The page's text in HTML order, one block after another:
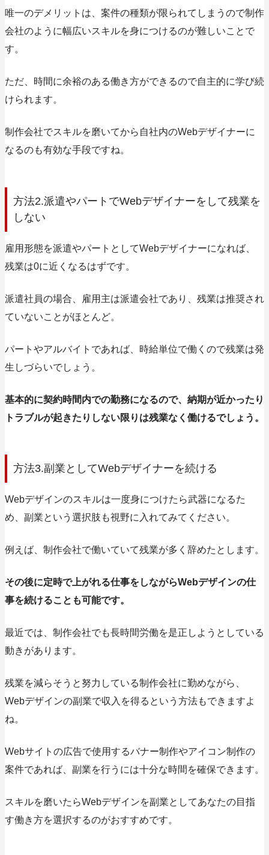
唯一のデメリットは、案件の種類が限られてしまうので制作
会社のように幅広いスキルを身につけるのが難しいことで
す。
ただ、時間に余裕のある働き方ができるので自主的に学び続
けられます。
制作会社でスキルを磨いてから自社内のWebデザイナーに
なるのも有効な手段ですね。
方法2.派遣やパートでWebデザイナーをして残業を
しない
雇用形態を派遣やパートとしてWebデザイナーになれば、
残業は0に近くなるはずです。
派遣社員の場合、雇用主は派遣会社であり、残業は推奨され
ていないことがほとんど。
パートやアルバイトであれば、時給単位で働くので残業は発
生しづらいでしょう。
基本的に契約時間内での勤務になるので、納期が近かったり
トラブルが起きたりしない限りは残業なく働けるでしょう。
方法3.副業としてWebデザイナーを続ける
Webデザインのスキルは一度身につけたら武器になるた
め、副業という選択肢も視野に入れてみてください。
例えば、制作会社で働いていて残業が多く辞めたとします。
その後に定時で上がれる仕事をしながらWebデザインの仕
事を続けることも可能です。
最近では、制作会社でも長時間労働を是正しようとしている
動きがあります。
残業を減らそうと努力している制作会社に勤めながら、
Webデザインの副業で収入を得るという方法もできますよ
ね。
Webサイトの広告で使用するバナー制作やアイコン制作の
案件であれば、副業を行うには十分な時間を確保できます。
スキルを磨いたらWebデザインを副業としてあなたの目指
す働き方を選択するのがおすすめです。